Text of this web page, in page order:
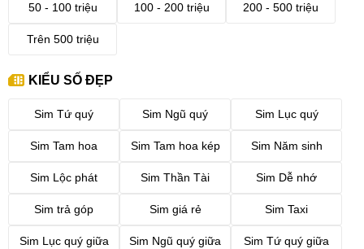
50 - 100 triệu 100 - 200 triệu 200 - 500 triệu
Trên 500 triệu
KIỂU SỐ ĐẸP
Sim Tứ quý Sim Ngũ quý Sim Lục quý
Sim Tam hoa Sim Tam hoa kép Sim Năm sinh
Sim Lộc phát Sim Thần Tài Sim Dễ nhớ
Sim trả góp Sim giá rẻ Sim Taxi
Sim Lục quý giữa Sim Ngũ quý giữa Sim Tứ quý giữa